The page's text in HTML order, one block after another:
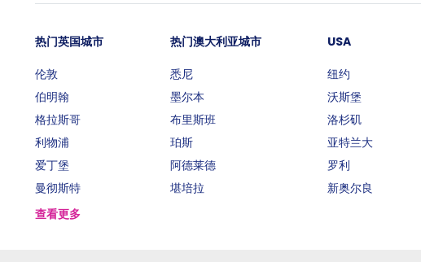
热门英国城市
伦敦
伯明翰
格拉斯哥
利物浦
爱丁堡
曼彻斯特
查看更多
热门澳大利亚城市
悉尼
墨尔本
布里斯班
珀斯
阿德莱德
堪培拉
USA
纽约
沃斯堡
洛杉矶
亚特兰大
罗利
新奥尔良